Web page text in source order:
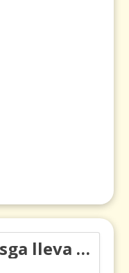
Carlos Manuel Vesga lleva el nombre de Colombia a los Emmy